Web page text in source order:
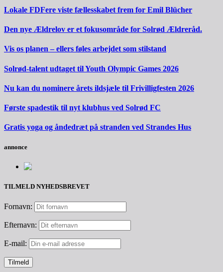
Lokale FDFere viste fællesskabet frem for Emil Blücher
Den nye Ældrelov er et fokusområde for Solrød Ældreråd.
Vis os planen – ellers føles arbejdet som stilstand
Solrød-talent udtaget til Youth Olympic Games 2026
Nu kan du nominere årets ildsjæle til Frivilligfesten 2026
Første spadestik til nyt klubhus ved Solrød FC
Gratis yoga og åndedræt på stranden ved Strandes Hus
annonce
TILMELD NYHEDSBREVET
Fornavn:
Efternavn:
E-mail: